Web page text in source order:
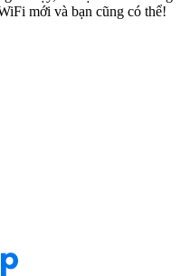
mới và bạn cũng có thể!